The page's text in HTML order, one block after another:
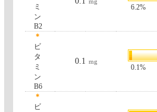
ミ
ン
B2
6.2%
＊
ビ
タ
ミ
ン
B6
0.1 mg
0.1%
＊
ビ